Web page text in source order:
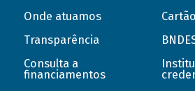
Onde atuamos
Transparência
Consulta a
financiamentos